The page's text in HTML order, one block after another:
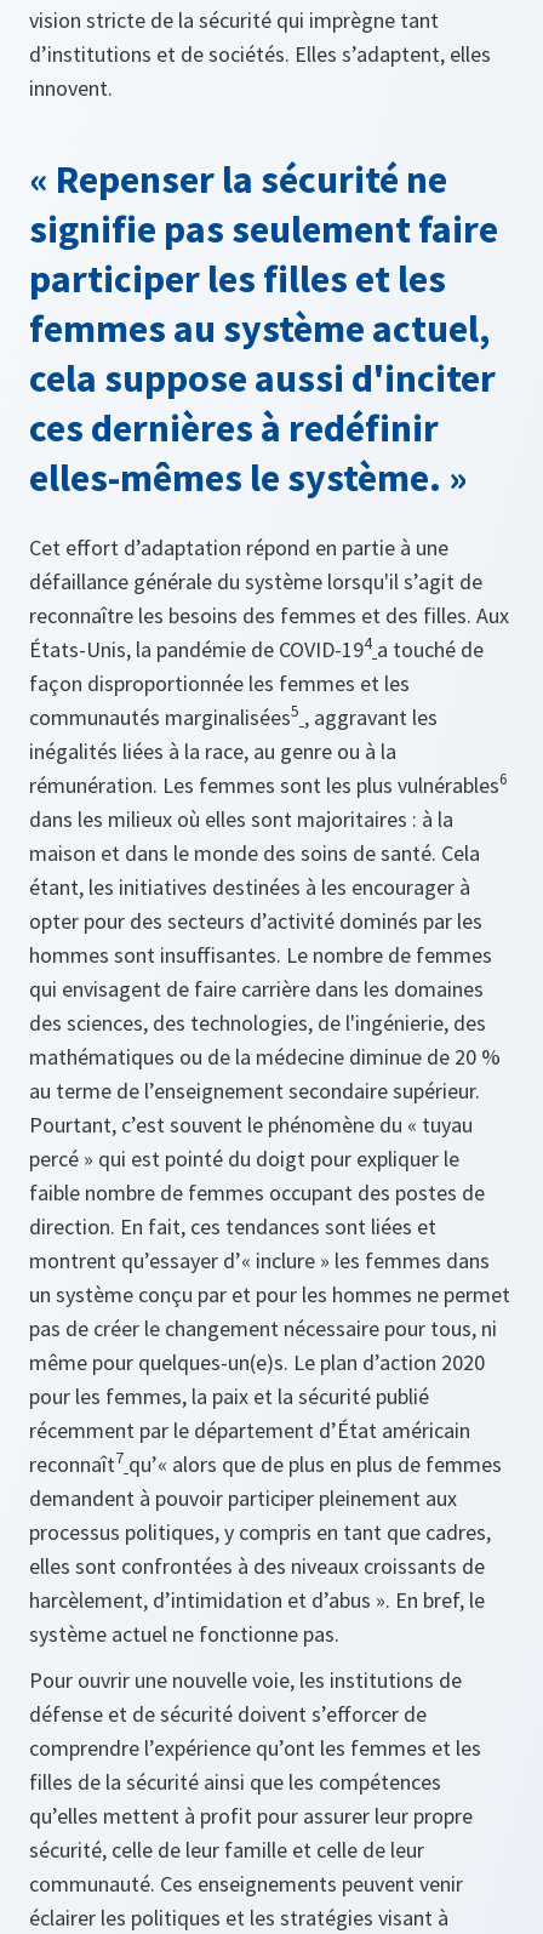
vision stricte de la sécurité qui imprègne tant
d’institutions et de sociétés. Elles s’adaptent, elles
innovent.
« Repenser la sécurité ne
signifie pas seulement faire
participer les filles et les
femmes au système actuel,
cela suppose aussi d'inciter
ces dernières à redéfinir
elles-mêmes le système. »
Cet effort d’adaptation répond en partie à une
défaillance générale du système lorsqu'il s’agit de
reconnaître les besoins des femmes et des filles. Aux
États-Unis, la pandémie de COVID-194 a touché de
façon disproportionnée les femmes et les
communautés marginalisées5 , aggravant les
inégalités liées à la race, au genre ou à la
rémunération. Les femmes sont les plus vulnérables6
dans les milieux où elles sont majoritaires : à la
maison et dans le monde des soins de santé. Cela
étant, les initiatives destinées à les encourager à
opter pour des secteurs d’activité dominés par les
hommes sont insuffisantes. Le nombre de femmes
qui envisagent de faire carrière dans les domaines
des sciences, des technologies, de l'ingénierie, des
mathématiques ou de la médecine diminue de 20 %
au terme de l’enseignement secondaire supérieur.
Pourtant, c’est souvent le phénomène du « tuyau
percé » qui est pointé du doigt pour expliquer le
faible nombre de femmes occupant des postes de
direction. En fait, ces tendances sont liées et
montrent qu’essayer d’« inclure » les femmes dans
un système conçu par et pour les hommes ne permet
pas de créer le changement nécessaire pour tous, ni
même pour quelques-un(e)s. Le plan d’action 2020
pour les femmes, la paix et la sécurité publié
récemment par le département d’État américain
reconnaît7 qu’« alors que de plus en plus de femmes
demandent à pouvoir participer pleinement aux
processus politiques, y compris en tant que cadres,
elles sont confrontées à des niveaux croissants de
harcèlement, d’intimidation et d’abus ». En bref, le
système actuel ne fonctionne pas.
Pour ouvrir une nouvelle voie, les institutions de
défense et de sécurité doivent s’efforcer de
comprendre l’expérience qu’ont les femmes et les
filles de la sécurité ainsi que les compétences
qu’elles mettent à profit pour assurer leur propre
sécurité, celle de leur famille et celle de leur
communauté. Ces enseignements peuvent venir
éclairer les politiques et les stratégies visant à